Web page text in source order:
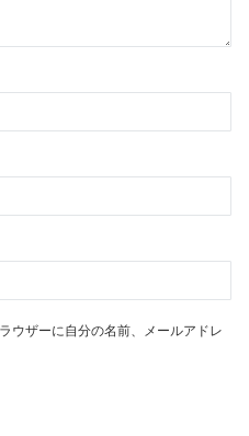
ウザーに自分の名前、メールアドレ